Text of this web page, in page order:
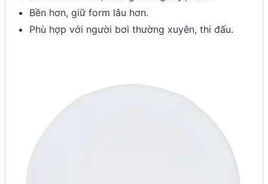
Bền hơn, giữ form lâu hơn.
Phù hợp với người bơi thường xuyên, thi đấu.